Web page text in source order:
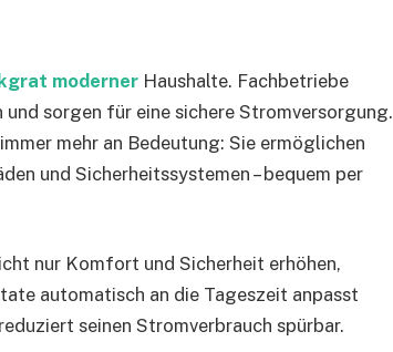
moderner Haushalte. Fachbetriebe
sorgen für eine sichere Stromversorgung.
mehr an Bedeutung: Sie ermöglichen
und Sicherheitssystemen – bequem per
nur Komfort und Sicherheit erhöhen,
automatisch an die Tageszeit anpasst
seinen Stromverbrauch spürbar.